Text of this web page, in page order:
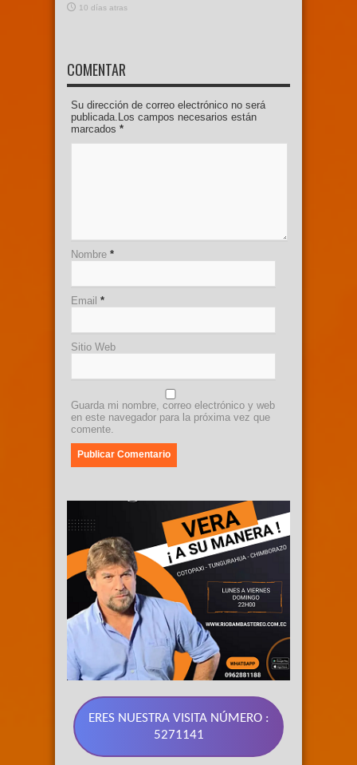
10 días atras
COMENTAR
Su dirección de correo electrónico no será
publicada.Los campos necesarios están
marcados *
Nombre *
Email *
Sitio Web
Guarda mi nombre, correo electrónico y web
en este navegador para la próxima vez que
comente.
ERES NUESTRA VISITA NÚMERO :
5271141